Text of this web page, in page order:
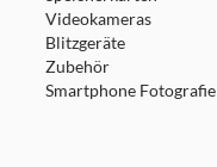
Videokameras
Blitzgeräte
Zubehör
Smartphone Fotografie